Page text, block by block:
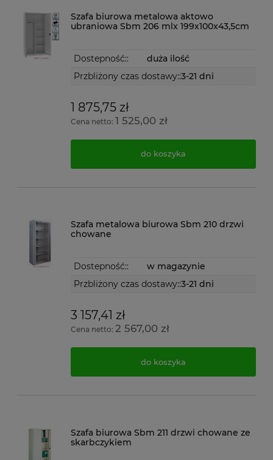
Szafa biurowa metalowa aktowo
ubraniowa Sbm 206 mlx 199x100x43,5cm
Dostepność::
duża ilość
Przbliżony czas dostawy::3-21 dni
1 875,75 zł
Cena netto:1 525,00 zł
do koszyka
Szafa metalowa biurowa Sbm 210 drzwi
chowane
Dostepność::
w magazynie
Przbliżony czas dostawy::3-21 dni
3 157,41 zł
Cena netto:2 567,00 zł
do koszyka
Szafa biurowa Sbm 211 drzwi chowane ze
skarbczykiem